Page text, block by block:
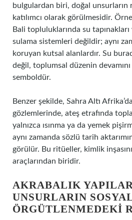
bulgulardan biri, doğal
katılımcı olarak görülmesidir.
Bali topluluklarında su tapınakları
sulama sistemleri değildir; aynı
koruyan kutsal alanlardır. Su
değil, toplumsal düzenin
semboldür.
Benzer şekilde, Sahra Altı
gözlemlerinde, ateş etrafında
yalnızca ısınma ya da yemek
aynı zamanda sözlü tarih
görülür. Bu ritüeller, kimlik
araçlarından biridir.
AKRABALIK
UNSURLARIN
ÖRGÜTLENMEDEKI